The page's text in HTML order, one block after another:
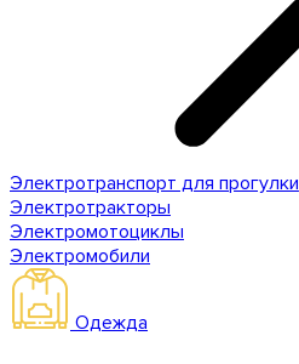
Электротранспорт для прогулки
Электротракторы
Электромотоциклы
Электромобили
Одежда